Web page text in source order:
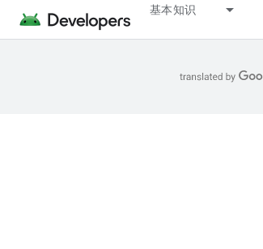
基本知识